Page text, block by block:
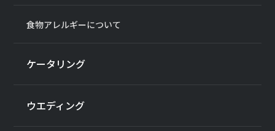
食物アレルギーについて
ケータリング
ウエディング